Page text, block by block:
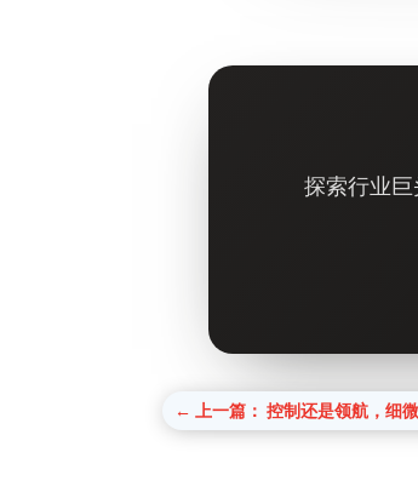
探索行业巨
← 上一篇： 控制还是领航，细